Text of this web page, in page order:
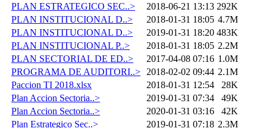
PLAN ESTRATEGICO SEC..>
2018-06-21 13:13 292K
PLAN INSTITUCIONAL D..>
2018-01-31 18:05 4.7M
PLAN INSTITUCIONAL D..>
2019-01-31 18:20 483K
PLAN INSTITUCIONAL P..>
2018-01-31 18:05 2.2M
PLAN SECTORIAL DE ED..>
2017-04-08 07:16 1.0M
PROGRAMA DE AUDITORI..>
2018-02-02 09:44 2.1M
Paccion TI 2018.xlsx
2018-01-31 12:54
28K
Plan Accion Sectoria..>
2019-01-31 07:34
49K
Plan Accion Sectoria..>
2020-01-31 03:16
42K
Plan Estrategico Sec..>
2019-01-31 07:18 2.3M